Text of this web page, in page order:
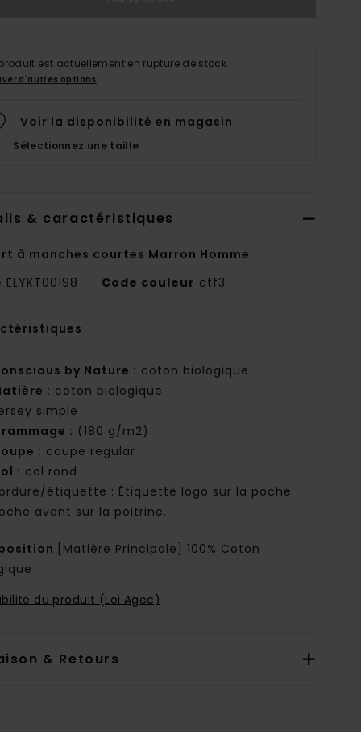
est actuellement en rupture de stock.
d'autres options
Voir la disponibilité en magasin
Sélectionnez une taille
& caractéristiques
à manches courtes Marron Homme
ELYKT00198 Code couleur ctf3
by Nature : coton biologique
: coton biologique
simple
: (180 g/m2)
: coupe regular
: col rond
étiquette : Étiquette logo sur la poche
avant sur la poitrine.
[Matière Principale] 100% Coton
du produit (Loi Agec)
& Retours